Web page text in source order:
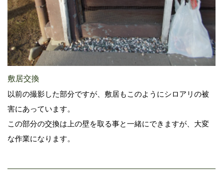
敷居交換
以前の撮影した部分ですが、敷居もこのようにシロアリの被
害にあっています。
この部分の交換は上の壁を取る事と一緒にできますが、大変
な作業になります。